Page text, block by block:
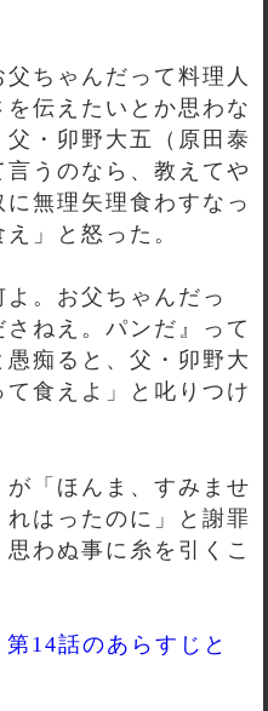
ちゃんだって料理人
伝えたいとか思わな
・卯野大五（原田泰
うのなら、教えてや
無理矢理食わすなっ
」と怒った。
。お父ちゃんだっ
ねえ。パンだ』って
痴ると、父・卯野大
食えよ」と叱りつけ
「ほんま、すみませ
はったのに」と謝罪
わぬ事に糸を引くこ
14話のあらすじと